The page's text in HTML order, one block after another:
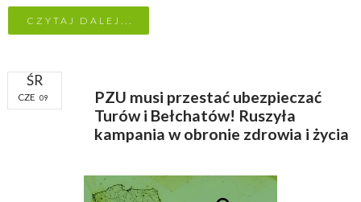
CZYTAJ DALEJ...
ŚR
CZE 09
PZU musi przestać ubezpieczać
Turów i Bełchatów! Ruszyła
kampania w obronie zdrowia i życia